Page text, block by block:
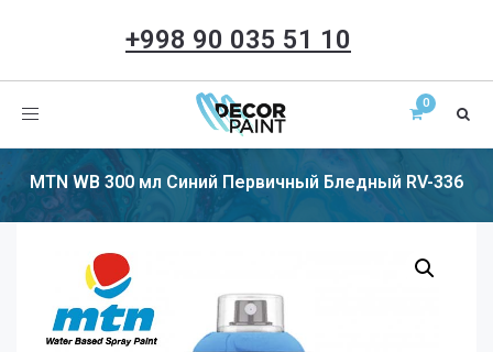
+998 90 035 51 10
Toggle
MTN WB 300 мл Синий Первичный Бледный RV-336